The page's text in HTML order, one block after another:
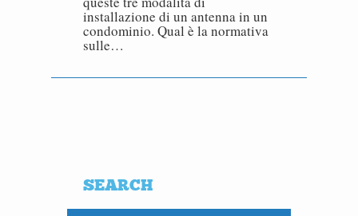
installazione di un antenna in un
condominio. Qual è la normativa
sulle…
SEARCH